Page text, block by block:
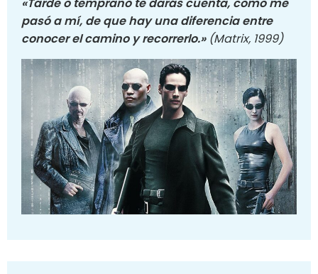
«Tarde o temprano te darás cuenta, como me
pasó a mí, de que hay una diferencia entre
conocer el camino y recorrerlo.» (Matrix, 1999)